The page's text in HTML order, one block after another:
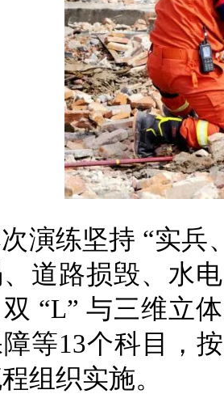
演练坚持 “实兵
道路损毁、水
“L” 与三维立
等13个科目，
组织实施。